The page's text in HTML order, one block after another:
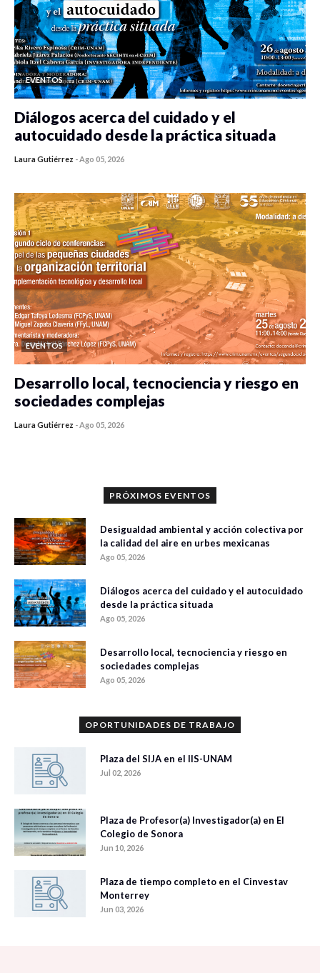
EVENTOS
Diálogos acerca del cuidado y el
autocuidado desde la práctica situada
Laura Gutiérrez -Ago 05, 2026
EVENTOS
Desarrollo local, tecnociencia y riesgo en
sociedades complejas
Laura Gutiérrez -Ago 05, 2026
PRÓXIMOS EVENTOS
Desigualdad ambiental y acción colectiva por
la calidad del aire en urbes mexicanas
Ago 05, 2026
Diálogos acerca del cuidado y el autocuidado
desde la práctica situada
Ago 05, 2026
Desarrollo local, tecnociencia y riesgo en
sociedades complejas
Ago 05, 2026
OPORTUNIDADES DE TRABAJO
Plaza del SIJA en el IIS-UNAM
Jul 02, 2026
Plaza de Profesor(a) Investigador(a) en El
Colegio de Sonora
Jun 10, 2026
Plaza de tiempo completo en el Cinvestav
Monterrey
Jun 03, 2026